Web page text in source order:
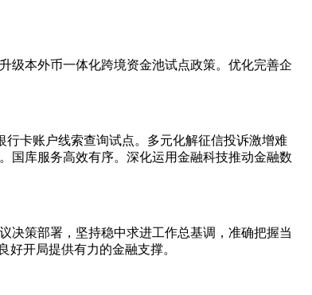
级本外币一体化跨境资金池试点政策。优化完善企
行卡账户线索查询试点。多元化解征信投诉激增难
国库服务高效有序。深化运用金融科技推动金融数
决策部署，坚持稳中求进工作总基调，准确把握当
开局提供有力的金融支撑。